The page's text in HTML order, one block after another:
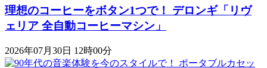
理想のコーヒーをボタン1つで！ デロンギ「リヴ
ェリア 全自動コーヒーマシン」
2026年07月30日 12時00分